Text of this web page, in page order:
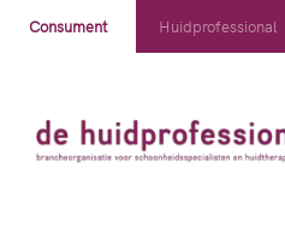
Consument Huidprofessional